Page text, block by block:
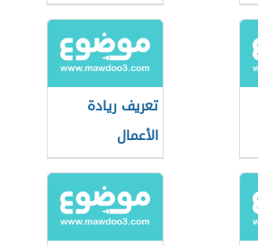
تعريف ريادة
الأعمال